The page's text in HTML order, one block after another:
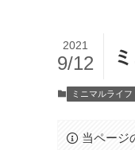
2021
9/12
ミニマルライフ
当ページ